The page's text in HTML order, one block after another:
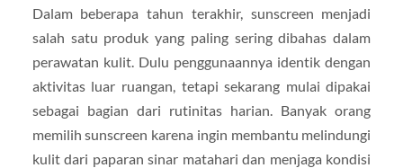
Dalam beberapa tahun terakhir, sunscreen menjadi
salah satu produk yang paling sering dibahas dalam
perawatan kulit. Dulu penggunaannya identik dengan
aktivitas luar ruangan, tetapi sekarang mulai dipakai
sebagai bagian dari rutinitas harian. Banyak orang
memilih sunscreen karena ingin membantu melindungi
kulit dari paparan sinar matahari dan menjaga kondisi